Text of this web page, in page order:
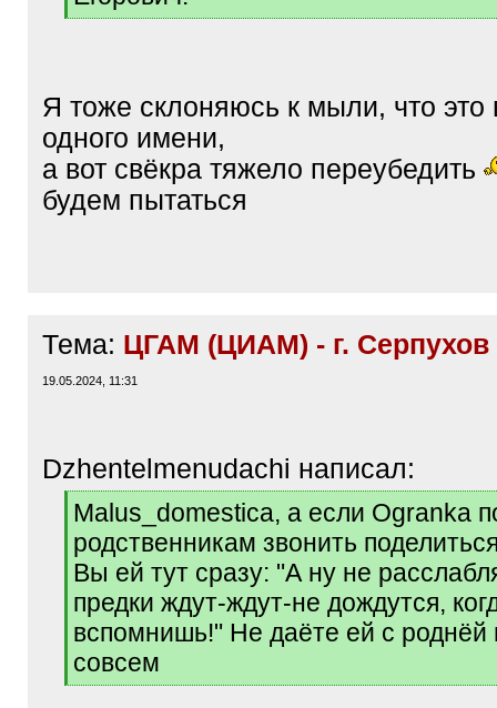
[
Я тоже склоняюсь к мыли, что это
одного имени,
а вот свёкра тяжело переубедить
будем пытаться
Тема: ЦГАМ (ЦИАМ) - г. Серпухов
19.05.2024, 11:31
Dzhentelmenudachi написал:
[
q
]
Malus_domestica, а если Ogranka
родственникам звонить
Вы ей тут сразу: "А ну не
предки ждут-ждут-не дождутся,
вспомнишь!" Не даёте ей с роднёй
совсем
[